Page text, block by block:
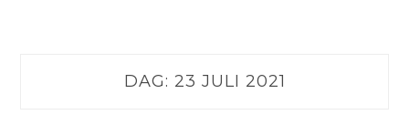
DAG: 23 JULI 2021